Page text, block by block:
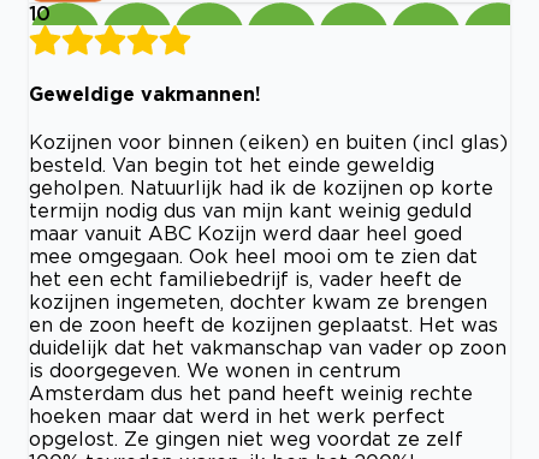
10
Geweldige vakmannen!
Kozijnen voor binnen (eiken) en buiten (incl glas)
besteld. Van begin tot het einde geweldig
geholpen. Natuurlijk had ik de kozijnen op korte
termijn nodig dus van mijn kant weinig geduld
maar vanuit ABC Kozijn werd daar heel goed
mee omgegaan. Ook heel mooi om te zien dat
het een echt familiebedrijf is, vader heeft de
kozijnen ingemeten, dochter kwam ze brengen
en de zoon heeft de kozijnen geplaatst. Het was
duidelijk dat het vakmanschap van vader op zoon
is doorgegeven. We wonen in centrum
Amsterdam dus het pand heeft weinig rechte
hoeken maar dat werd in het werk perfect
opgelost. Ze gingen niet weg voordat ze zelf